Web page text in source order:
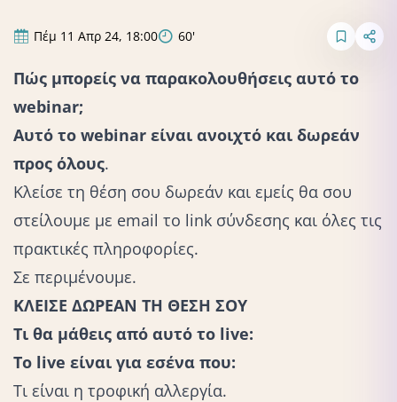
Πέμ 11 Απρ 24, 18:00 60'
Πώς μπορείς να παρακολουθήσεις αυτό το
webinar;
Αυτό το webinar είναι ανοιχτό και δωρεάν
προς όλους.
Κλείσε τη θέση σου δωρεάν και εμείς θα σου
στείλουμε με email το link σύνδεσης και όλες τις
πρακτικές πληροφορίες.
Σε περιμένουμε.
ΚΛΕΙΣΕ ΔΩΡΕΑΝ ΤΗ ΘΕΣΗ ΣΟΥ
Τι θα μάθεις από αυτό το live:
Το live είναι για εσένα που:
Τι είναι η τροφική αλλεργία.